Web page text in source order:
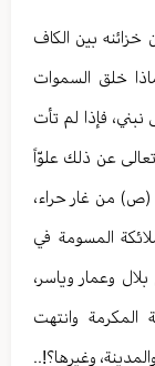
خزائنه بين الكاف
خلق السموات
نبني، فإذا لم تأت
تعالى عن ذلك علوّاً
(ص) من غار حراء،
المسومة في
وعمار وياسر،
المكرمة وانتهت
وغيرها؟!..